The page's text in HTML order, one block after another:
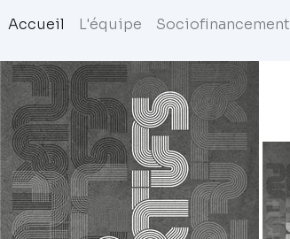
Accueil L'équipe Sociofinancement